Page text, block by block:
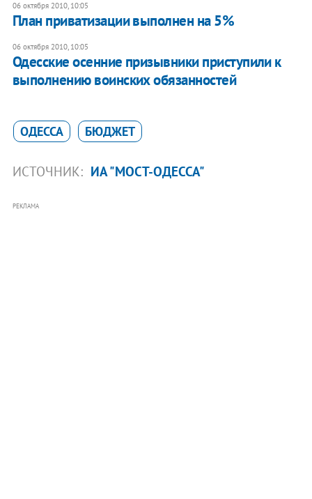
06 октября 2010, 10:05
План приватизации выполнен на 5%
06 октября 2010, 10:05
Одесские осенние призывники приступили к
выполнению воинских обязанностей
ОДЕССА БЮДЖЕТ
ИСТОЧНИК: ИА "МОСТ-ОДЕССА"
РЕКЛАМА